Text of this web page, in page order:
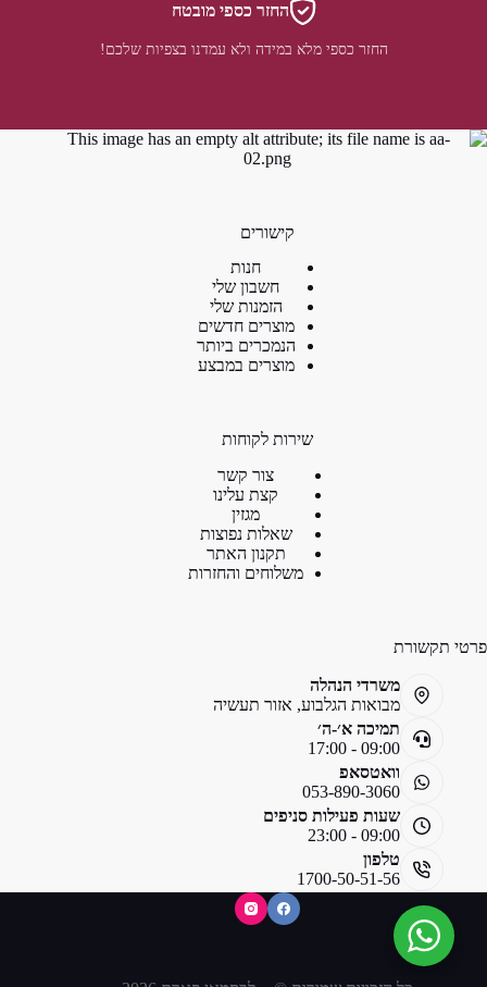
החזר כספי מובטח
החזר כספי מלא במידה ולא עמדנו בצפיות שלכם!
קישורים
חנות
חשבון שלי
הזמנות שלי
מוצרים חדשים
הנמכרים ביותר
מוצרים במבצע
שירות לקוחות
צור קשר
קצת עלינו
מגזין
שאלות נפוצות
תקנון האתר
משלוחים והחזרות
פרטי תקשורת
משרדי הנהלה
מבואות הגלבוע, אזור תעשיה
תמיכה א׳-ה׳
09:00 - 17:00
וואטסאפ
053-890-3060
שעות פעילות סניפים
09:00 - 23:00
טלפון
1700-50-51-56